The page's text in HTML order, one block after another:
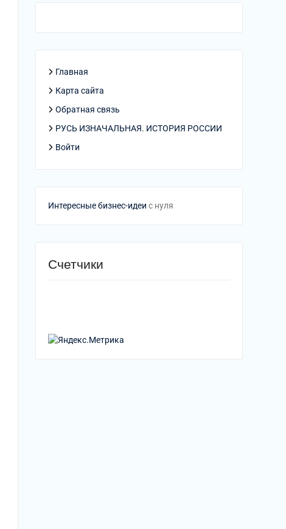
Главная
Карта сайта
Обратная связь
РУСЬ ИЗНАЧАЛЬНАЯ. ИСТОРИЯ РОССИИ
Войти
Интересные бизнес-идеи с нуля
Счетчики